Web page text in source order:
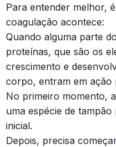
Para entender melhor,
coagulação acontece:
Quando alguma parte
proteínas, que são os
crescimento e
corpo, entram em ação
No primeiro momento,
uma espécie de
inicial.
Depois, precisa